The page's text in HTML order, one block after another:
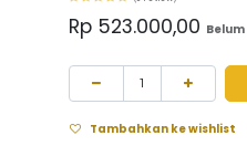
Rp 523.000,00
Tambahkan ke wishlist